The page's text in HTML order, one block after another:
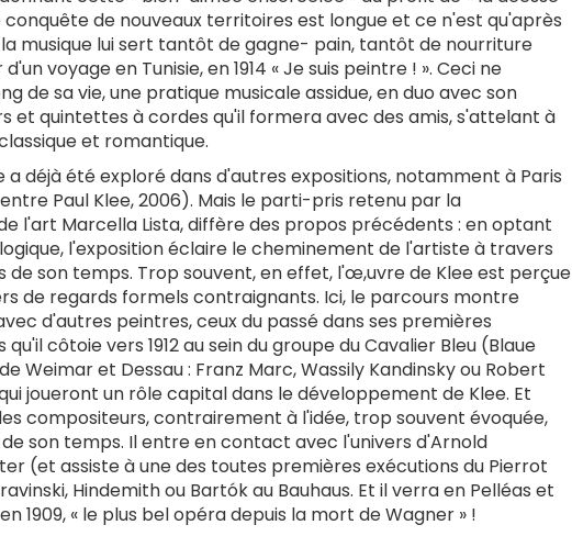
de nouveaux territoires est longue et ce n'est qu'après
musique lui sert tantôt de gagne- pain, tantôt de nourriture
voyage en Tunisie, en 1914 « Je suis peintre ! ». Ceci ne
de sa vie, une pratique musicale assidue, en duo avec son
et quintettes à cordes qu'il formera avec des amis, s'attelant à
et romantique.
déjà été exploré dans d'autres expositions, notamment à Paris
Paul Klee, 2006). Mais le parti-pris retenu par la
l'art Marcella Lista, diffère des propos précédents : en optant
l'exposition éclaire le cheminement de l'artiste à travers
de son temps. Trop souvent, en effet, l'œ,uvre de Klee est perçue
de regards formels contraignants. Ici, le parcours montre
d'autres peintres, ceux du passé dans ses premières
côtoie vers 1912 au sein du groupe du Cavalier Bleu (Blaue
Weimar et Dessau : Franz Marc, Wassily Kandinsky ou Robert
joueront un rôle capital dans le développement de Klee. Et
compositeurs, contrairement à l'idée, trop souvent évoquée,
son temps. Il entre en contact avec l'univers d'Arnold
(et assiste à une des toutes premières exécutions du Pierrot
Hindemith ou Bartók au Bauhaus. Et il verra en Pelléas et
1909, « le plus bel opéra depuis la mort de Wagner » !